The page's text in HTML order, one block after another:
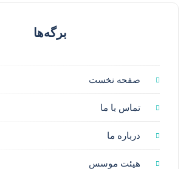
برگه‌ها
صفحه نخست
تماس با ما
درباره ما
هیئت موسس